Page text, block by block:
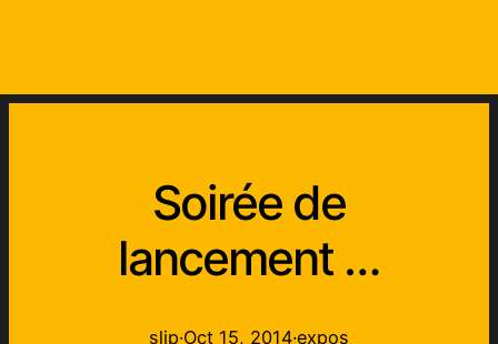
Soirée de
lancement …
slip·Oct 15, 2014·expos